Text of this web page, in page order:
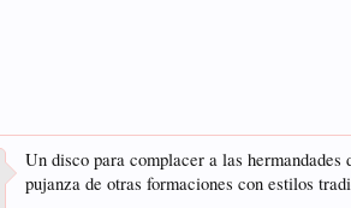
Un disco para complacer a las
pujanza de otras formaciones con estilos